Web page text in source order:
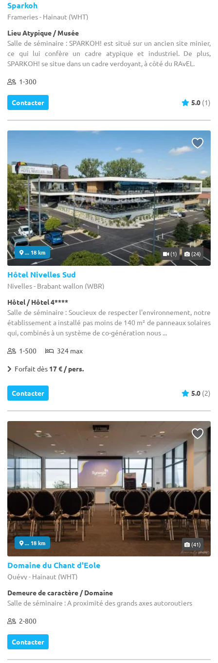
Sparkoh
Frameries - Hainaut (WHT)
Lieu Atypique / Musée
Salle de séminaire : SPARKOH! est situé sur un ancien site minier,
ce qui lui confère un cadre atypique et industriel. De plus,
SPARKOH! se situe dans un cadre verdoyant, à côté du RAvEL.
1-300
Contacter 5.0 (1)
... 18 km (1) (24)
Hôtel Nivelles Sud
Nivelles - Brabant wallon (WBR)
Hôtel / Hôtel 4****
Salle de séminaire : Soucieux de respecter l'environnement, notre
établissement a installé pas moins de 140 m² de panneaux solaires
qui, combinés à un système de co-génération nous ...
1-500 324 max
Forfait dès 17 € / pers.
Contacter 5.0 (2)
... 18 km (41)
Domaine du Chant d'Eole
Quévy - Hainaut (WHT)
Demeure de caractère / Domaine
Salle de séminaire : A proximité des grands axes autoroutiers
2-800
Contacter